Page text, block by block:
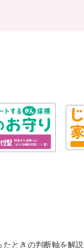
ときの判断軸を解説